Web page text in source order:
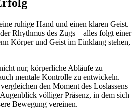
ruhige Hand und einen klaren Geist.
Rhythmus des Zugs – alles folgt einer
Körper und Geist im Einklang stehen,
nur, körperliche Abläufe zu
mentale Kontrolle zu entwickeln.
den Moment des Loslassens
völliger Präsenz, in dem sich
Bewegung vereinen.